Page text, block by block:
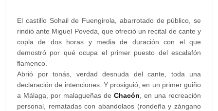
El castillo Sohail de Fuengirola, abarrotado de público, se
rindió ante Miguel Poveda, que ofreció un recital de cante y
copla de dos horas y media de duración con el que
demostró por qué ocupa el primer puesto del escalafón
flamenco.
Abrió por tonás, verdad desnuda del cante, toda una
declaración de intenciones. Y prosiguió, en un primer guiño
a Málaga, por malagueñas de Chacón , en una recreación
personal, rematadas con abandolaos (rondeña y zángano